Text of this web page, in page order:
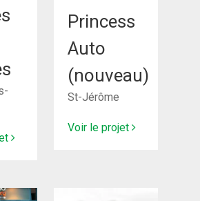
Princess
Auto
(nouveau)
St-Jérôme
Voir le projet